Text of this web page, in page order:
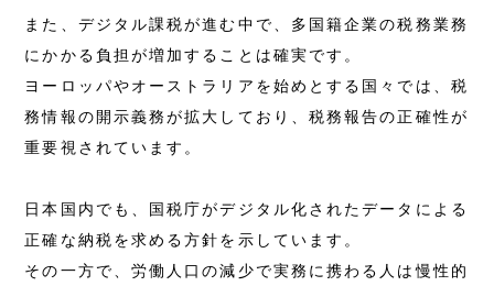
また、デジタル課税が進む中で、多国籍企業の税務業務
にかかる負担が増加することは確実です。
ヨーロッパやオーストラリアを始めとする国々では、税
務情報の開示義務が拡大しており、税務報告の正確性が
重要視されています。
日本国内でも、国税庁がデジタル化されたデータによる
正確な納税を求める方針を示しています。
その一方で、労働人口の減少で実務に携わる人は慢性的